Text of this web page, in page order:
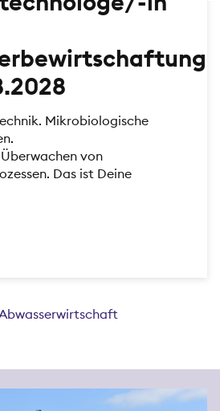
Mikrobiologische
von
Das ist Deine